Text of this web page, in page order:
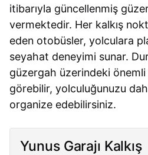
itibarıyla güncellenmiş
vermektedir. Her kalkış
eden otobüsler, yolculara
seyahat deneyimi sunar.
güzergah üzerindeki
görebilir, yolculuğunuzu
organize edebilirsiniz.
Yunus Garajı Kalkış